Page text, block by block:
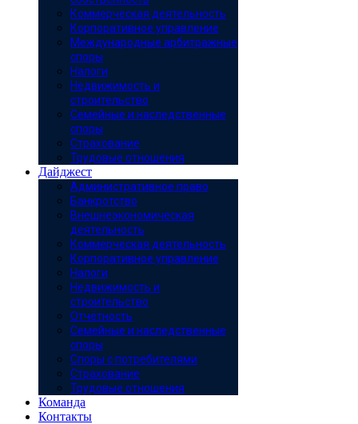
Коммерческая деятельность
Корпоративное управление
Международные арбитражные
споры
Налоги
Недвижимость и
строительство
Семейные и наследственные
споры
Страхование
Трудовые отношения
Дайджест
Административное право
Банкротство
Внешнеэкономическая
деятельность
Коммерческая деятельность
Корпоративное управление
Налоги
Недвижимость и
строительство
Отчётность
Семейные и наследственные
споры
Споры с потребителями
Страхование
Трудовые отношения
Команда
Контакты